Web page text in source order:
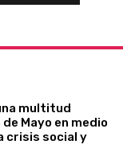
multitud
Mayo en medio
crisis social y